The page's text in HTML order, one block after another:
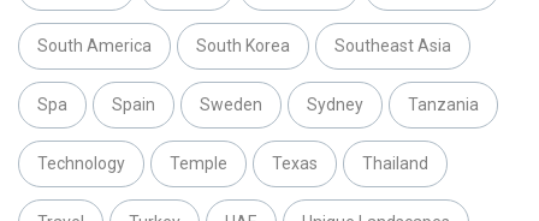
South America South Korea Southeast Asia
Spa Spain Sweden Sydney Tanzania
Technology Temple Texas Thailand